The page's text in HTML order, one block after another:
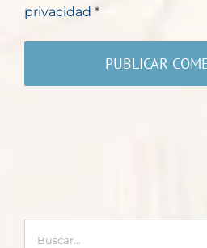
privacidad *